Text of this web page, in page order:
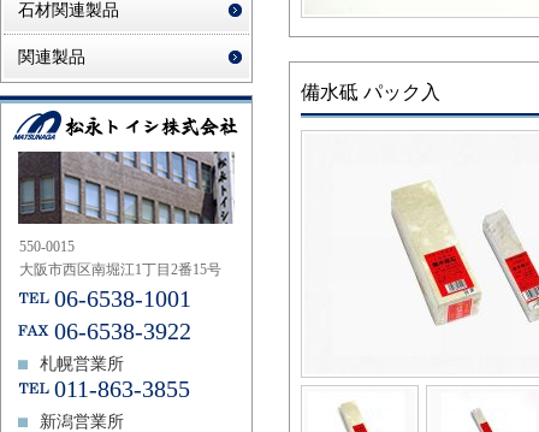
備水砥 パック入
石材関連製品
関連製品
550-0015
大阪市西区南堀江1丁目2番15号
06-6538-1001
06-6538-3922
札幌営業所
011-863-3855
新潟営業所